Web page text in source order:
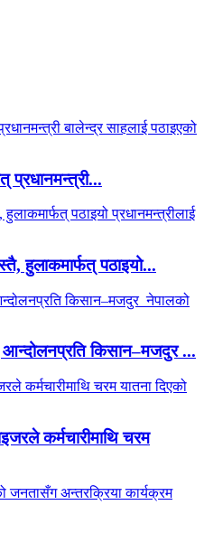
प्रधानमन्त्री...
हुलाकमार्फत् पठाइयो...
आन्दोलनप्रति किसान–मजदुर ...
कर्मचारीमाथि चरम